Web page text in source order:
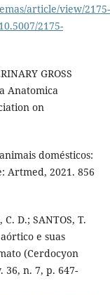
article/view/2175-
2175-
GROSS
Anatomica
on
domésticos:
Artmed, 2021. 856
D.; SANTOS, T.
e suas
(Cerdocyon
36, n. 7, p. 647-